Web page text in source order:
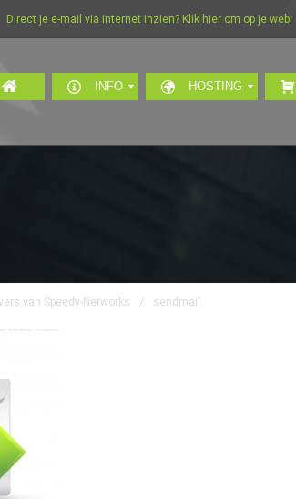
je e-mail via internet inzien? Klik hier om op je webmail
INFO HOSTING
van Speedy-Networks / sendmail